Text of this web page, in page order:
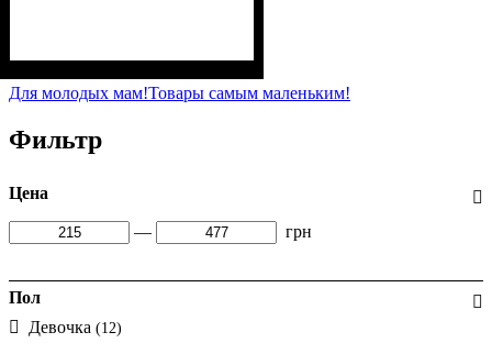
(70% х/б, 30% эластан)
Для молодых мам!Товары самым маленьким!
Фильтр
Цена
— грн
Пол
Девочка (12)